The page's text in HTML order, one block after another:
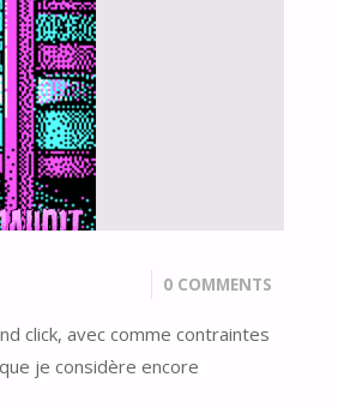
0 COMMENTS
click, avec comme contraintes
je considère encore